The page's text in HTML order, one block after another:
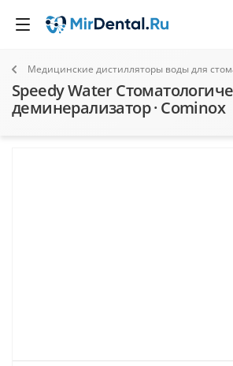
Медицинские дистилляторы воды для
Speedy Water
деминерализатор · Cominox